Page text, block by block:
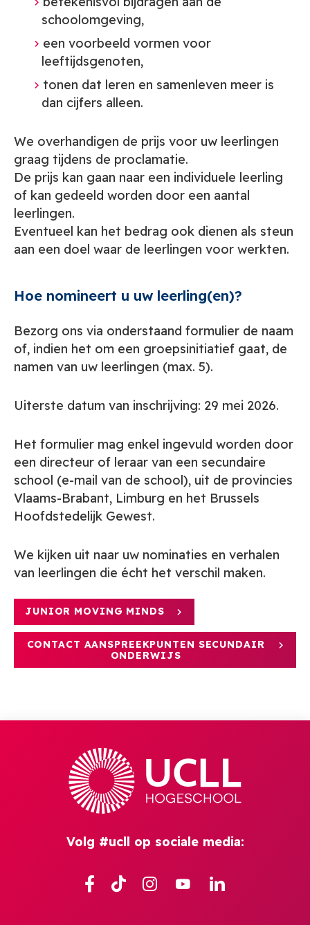
schoolomgeving,
een voorbeeld vormen voor
leeftijdsgenoten,
tonen dat leren en samenleven meer is
dan cijfers alleen.
We overhandigen de prijs voor uw leerlingen
graag tijdens de proclamatie.
De prijs kan gaan naar een individuele leerling
of kan gedeeld worden door een aantal
leerlingen.
Eventueel kan het bedrag ook dienen als steun
aan een doel waar de leerlingen voor werkten.
Hoe nomineert u uw leerling(en)?
Bezorg ons via onderstaand formulier de naam
of, indien het om een groepsinitiatief gaat, de
namen van uw leerlingen (max. 5).
Uiterste datum van inschrijving: 29 mei 2026.
Het formulier mag enkel ingevuld worden door
een directeur of leraar van een secundaire
school (e-mail van de school), uit de provincies
Vlaams-Brabant, Limburg en het Brussels
Hoofdstedelijk Gewest.
We kijken uit naar uw nominaties en verhalen
van leerlingen die écht het verschil maken.
JUNIOR MOVING MINDS
CONTACT AANSPREEKPUNTEN SECUNDAIR
ONDERWIJS
Volg #ucll op sociale media:
Facebook
TikTok Instagram
YouTube